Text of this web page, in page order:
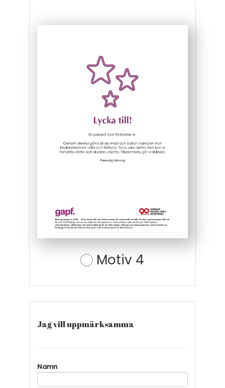
Motiv 4
Jag vill uppmärksamma
Namn